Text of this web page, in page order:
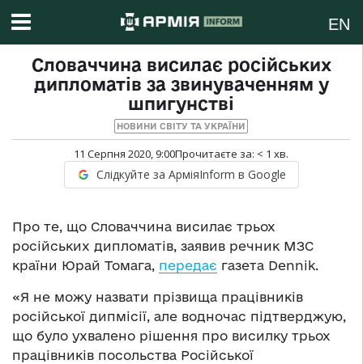
EN
Словаччина висилає російських
дипломатів за звинуваченням у
шпигунстві
НОВИНИ СВІТУ ТА УКРАЇНИ
11 Серпня 2020, 9:00Прочитаєте за: < 1 хв.
Слідкуйте за АрміяInform в Google
Про те, що Словаччина висилає трьох
російських дипломатів, заявив речник МЗС
країни Юрай Томага, передає газета Dennik.
«Я не можу назвати прізвища працівників
російської дипмісії, але водночас підтверджую,
що було ухвалено рішення про висилку трьох
працівників посольства Російської